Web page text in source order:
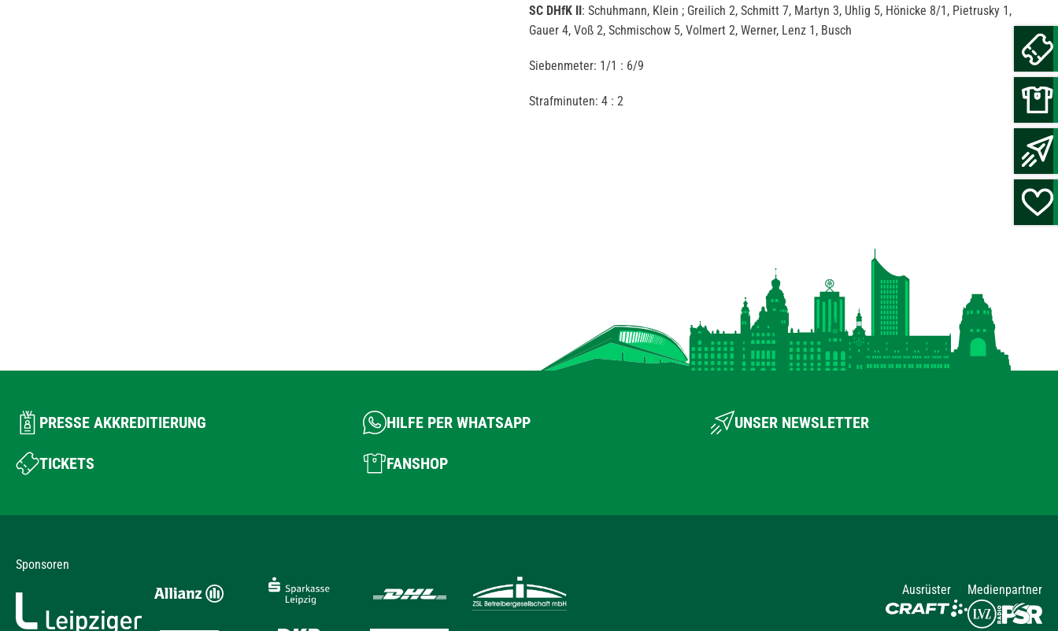
SC DHfK II: Schuhmann, Klein ; Greilich 2, Schmitt 7, Martyn 3, Uhlig 5, Hönicke 8/1, Pietrusky 1,
Gauer 4, Voß 2, Schmischow 5, Volmert 2, Werner, Lenz 1, Busch
Siebenmeter: 1/1 : 6/9
Strafminuten: 4 : 2
PRESSE AKKREDITIERUNG HILFE PER WHATSAPP UNSER NEWSLETTER
TICKETS FANSHOP
Sponsoren
Ausrüster
Medienpartner